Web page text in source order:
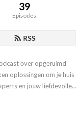
39
Episodes
RSS
over opgeruimd
oplossingen om je huis
en jouw liefdevolle